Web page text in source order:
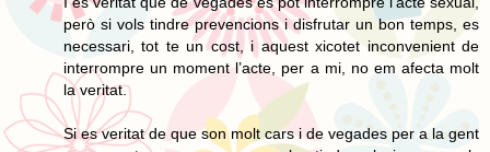
però si vols tindre prevencions i disfrutar un bon temps, es
necessari, tot te un cost, i aquest xicotet inconvenient de
interrompre un moment l’acte, per a mi, no em afecta molt
la veritat.
Si es veritat de que son molt cars i de vegades per a la gent